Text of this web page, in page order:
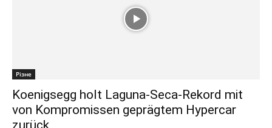
Різне
Koenigsegg holt Laguna-Seca-Rekord mit
von Kompromissen geprägtem Hypercar